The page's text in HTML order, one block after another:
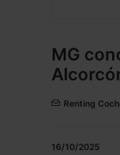
MG
Renting
16/10/2025